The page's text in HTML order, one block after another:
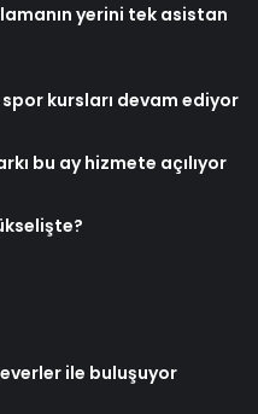
yerini tek asistan
kursları devam ediyor
bu ay hizmete açılıyor
ile buluşuyor